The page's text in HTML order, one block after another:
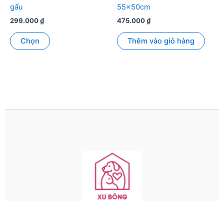
gấu
299.000₫
Chọn
phẩm
55x50cm
475.000₫
Thêm vào giỏ hàng